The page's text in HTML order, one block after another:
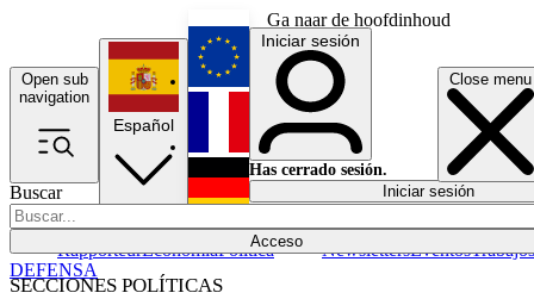
Ga naar de hoofdinhoud
Open sub
navigation
Close menu
Buscar
Acceso
SECCIONES POLÍTICAS
RapporteurEconomíaPolítica NewslettersEventosTrabajos
Español
English
Français
Iniciar sesión
Has cerrado sesión.
Iniciar sesión
DEFENSA